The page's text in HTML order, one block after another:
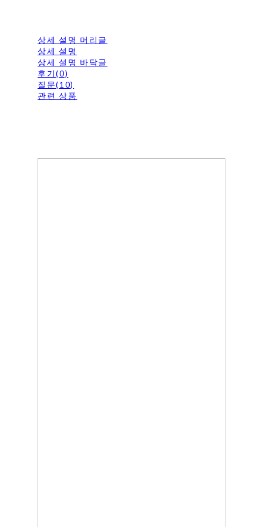
상세 설명 머리글
상세 설명
상세 설명 바닥글
후기(0)
질문(10)
관련 상품